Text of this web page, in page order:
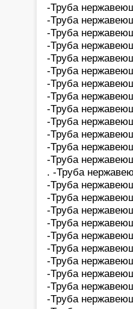
-Труба
-Труба
-Труба
-Труба
-Труба
-Труба
-Труба
-Труба
-Труба
-Труба
-Труба
-Труба
-Труба
. -Труба
-Труба
-Труба
-Труба
-Труба
-Труба
-Труба
-Труба
-Труба
-Труба
-Труба